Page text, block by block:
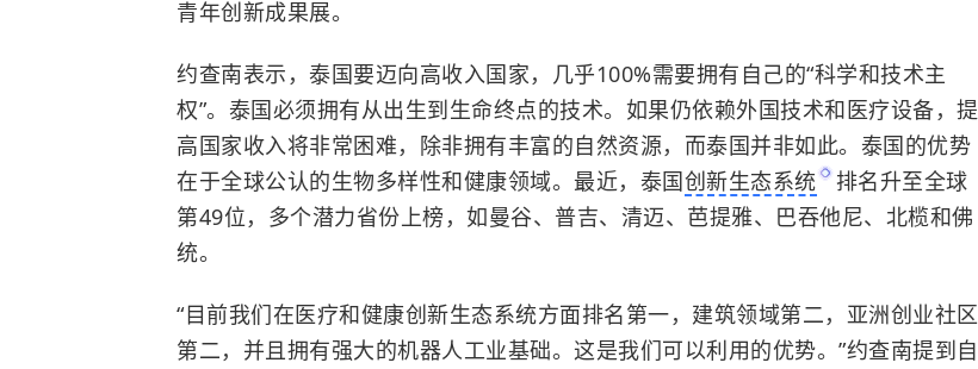
青年创新成果展。
约查南表示，泰国要迈向高收入国家，几乎100%需要拥有自己的“科学和技术主
权”。泰国必须拥有从出生到生命终点的技术。如果仍依赖外国技术和医疗设备，提
高国家收入将非常困难，除非拥有丰富的自然资源，而泰国并非如此。泰国的优势
在于全球公认的生物多样性和健康领域。最近，泰国创新生态系统
排名升至全球
第49位，多个潜力省份上榜，如曼谷、普吉、清迈、芭提雅、巴吞他尼、北榄和佛
统。
“目前我们在医疗和健康创新生态系统方面排名第一，建筑领域第二，亚洲创业社区
第二，并且拥有强大的机器人工业基础。这是我们可以利用的优势。”约查南提到自